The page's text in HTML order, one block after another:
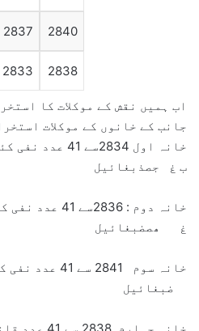
2840
2837
2838
2833
اب ہمیں نقش کے موکلات کا
جانب کے خانوں کے موکلات
ب غ جصذبغائیل
غ ھصضبغائیل
ضبغائیل